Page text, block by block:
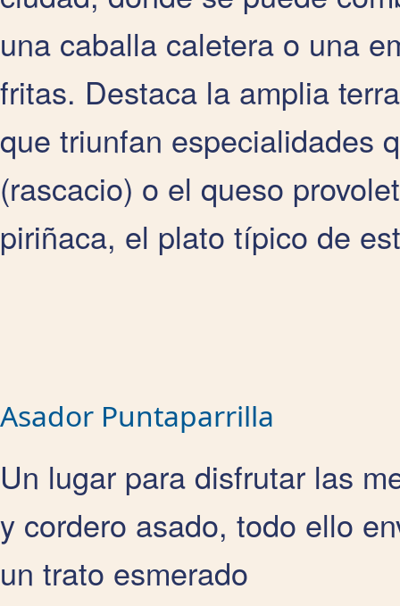
una caballa caletera o una
fritas. Destaca la amplia
que triunfan especialidades
(rascacio) o el queso
piriñaca, el plato típico de
Asador Puntaparrilla
Un lugar para disfrutar las
y cordero asado, todo ello
un trato esmerado